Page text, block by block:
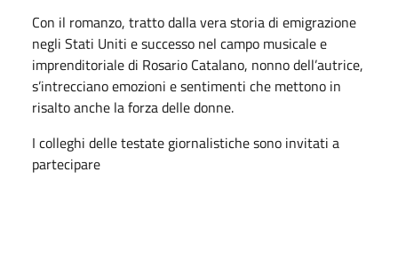
Con il romanzo, tratto dalla vera storia di emigrazione
negli Stati Uniti e successo nel campo musicale e
imprenditoriale di Rosario Catalano, nonno dell’autrice,
s’intrecciano emozioni e sentimenti che mettono in
risalto anche la forza delle donne.
I colleghi delle testate giornalistiche sono invitati a
partecipare